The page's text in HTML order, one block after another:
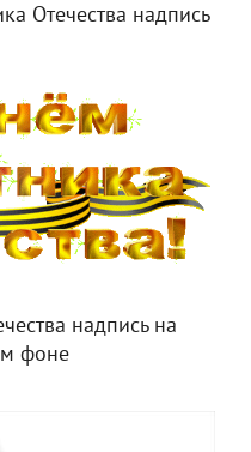
Отечества надпись
надпись на
фоне